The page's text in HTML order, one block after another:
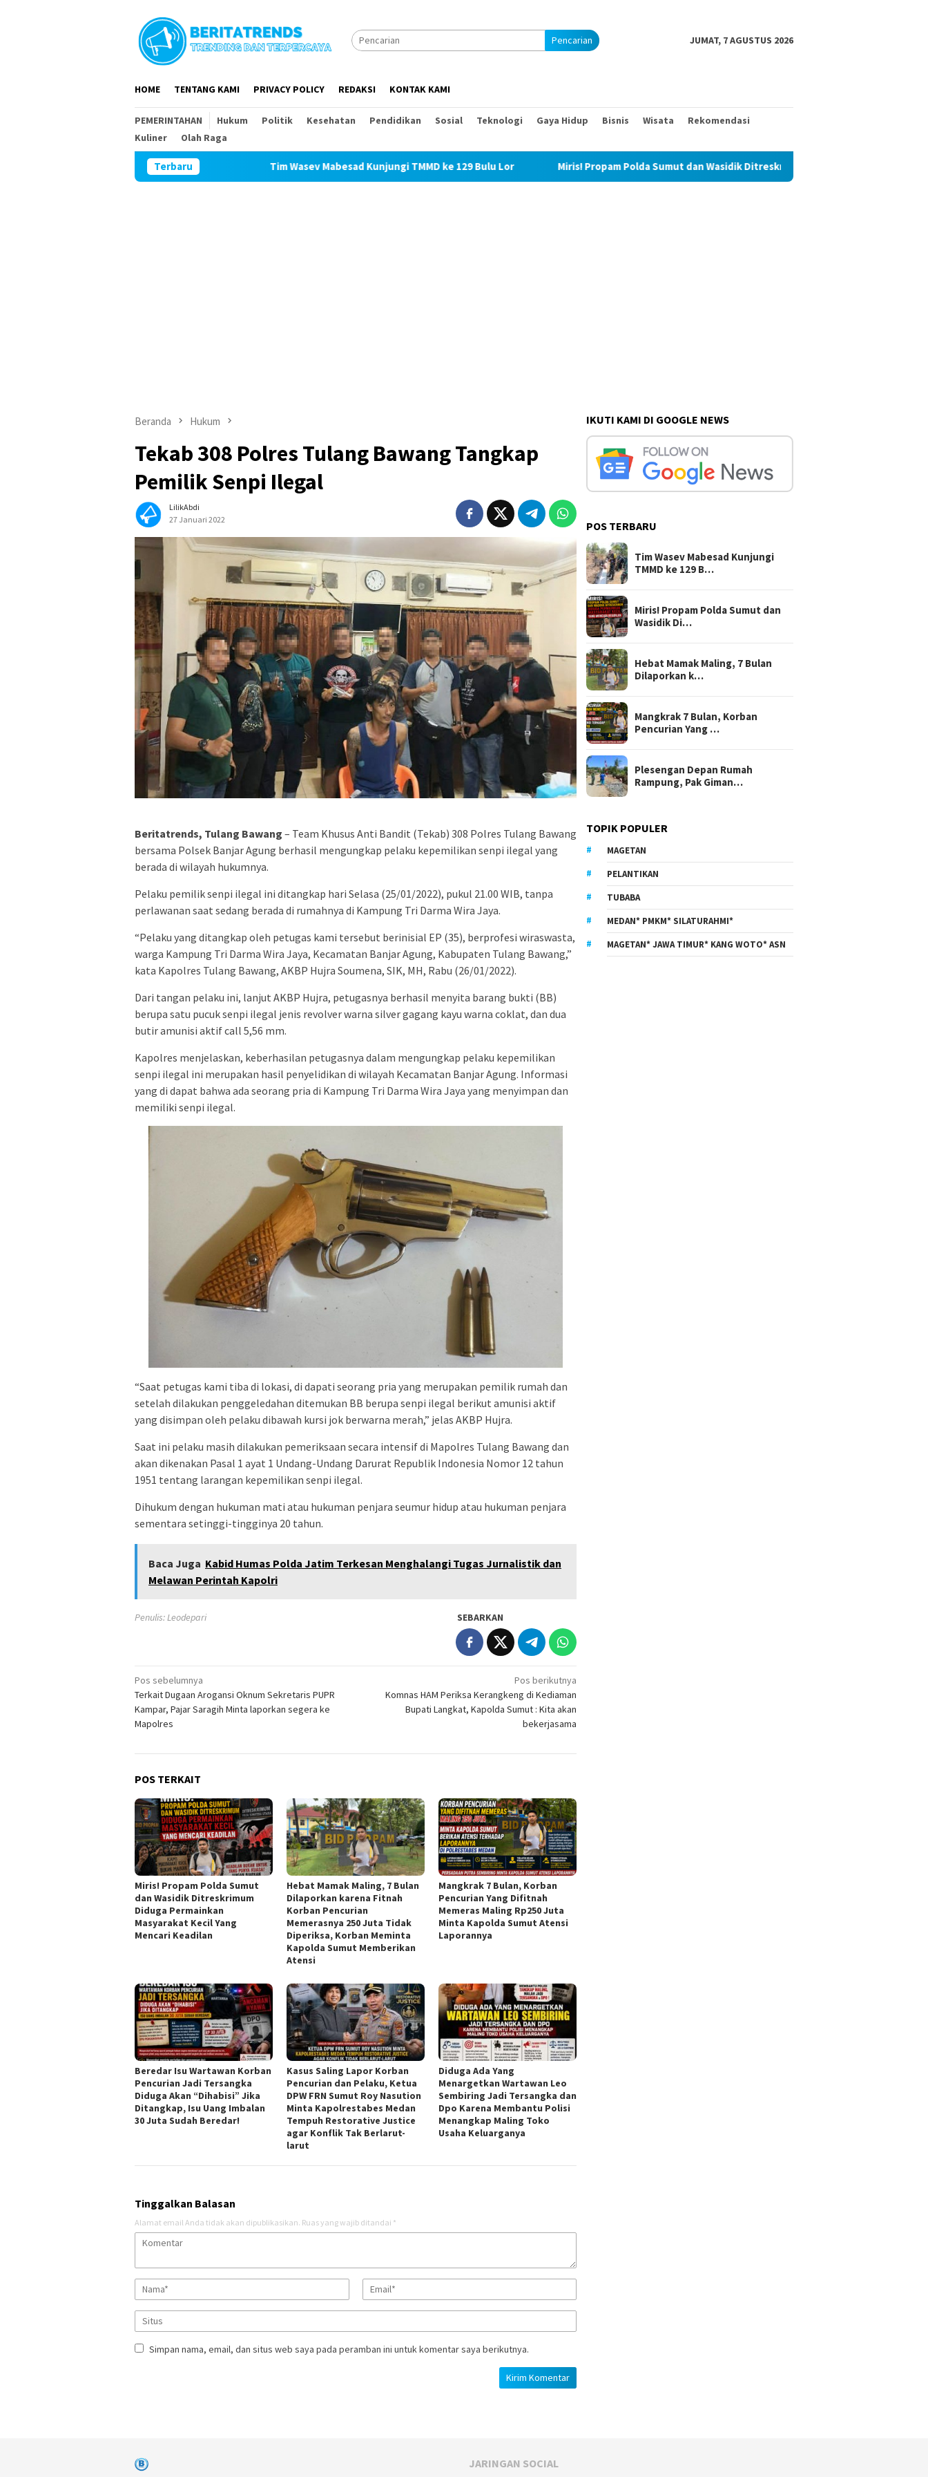
Pencarian JUMAT, 7 AGUSTUS 2026
HOME TENTANG KAMI PRIVACY POLICY REDAKSI KONTAK KAMI
PEMERINTAHAN Hukum Politik Kesehatan Pendidikan Sosial Teknologi Gaya Hidup Bisnis Wisata
Rekomendasi
Kuliner
Olah Raga
TerbaruTim Wasev Mabesad Kunjungi TMMD ke 129 Bulu Lor Miris! Propam Polda Sumut dan Wasidik Ditreskrimum Diduga Permainkan Masyarakat Kecil Yang
Beranda Hukum
Tekab 308 Polres Tulang Bawang Tangkap
Pemilik Senpi Ilegal
LilikAbdi
27 Januari 2022
Beritatrends, Tulang Bawang – Team Khusus Anti Bandit (Tekab) 308 Polres Tulang Bawang
bersama Polsek Banjar Agung berhasil mengungkap pelaku kepemilikan senpi ilegal yang
berada di wilayah hukumnya.
Pelaku pemilik senpi ilegal ini ditangkap hari Selasa (25/01/2022), pukul 21.00 WIB, tanpa
perlawanan saat sedang berada di rumahnya di Kampung Tri Darma Wira Jaya.
“Pelaku yang ditangkap oleh petugas kami tersebut berinisial EP (35), berprofesi wiraswasta,
warga Kampung Tri Darma Wira Jaya, Kecamatan Banjar Agung, Kabupaten Tulang Bawang,”
kata Kapolres Tulang Bawang, AKBP Hujra Soumena, SIK, MH, Rabu (26/01/2022).
Dari tangan pelaku ini, lanjut AKBP Hujra, petugasnya berhasil menyita barang bukti (BB)
berupa satu pucuk senpi ilegal jenis revolver warna silver gagang kayu warna coklat, dan dua
butir amunisi aktif call 5,56 mm.
Kapolres menjelaskan, keberhasilan petugasnya dalam mengungkap pelaku kepemilikan
senpi ilegal ini merupakan hasil penyelidikan di wilayah Kecamatan Banjar Agung. Informasi
yang di dapat bahwa ada seorang pria di Kampung Tri Darma Wira Jaya yang menyimpan dan
memiliki senpi ilegal.
“Saat petugas kami tiba di lokasi, di dapati seorang pria yang merupakan pemilik rumah dan
setelah dilakukan penggeledahan ditemukan BB berupa senpi ilegal berikut amunisi aktif
yang disimpan oleh pelaku dibawah kursi jok berwarna merah,” jelas AKBP Hujra.
Saat ini pelaku masih dilakukan pemeriksaan secara intensif di Mapolres Tulang Bawang dan
akan dikenakan Pasal 1 ayat 1 Undang-Undang Darurat Republik Indonesia Nomor 12 tahun
1951 tentang larangan kepemilikan senpi ilegal.
Dihukum dengan hukuman mati atau hukuman penjara seumur hidup atau hukuman penjara
sementara setinggi-tingginya 20 tahun.
Baca Juga Kabid Humas Polda Jatim Terkesan Menghalangi Tugas Jurnalistik dan
Melawan Perintah Kapolri
Penulis: Leodepari SEBARKAN
Navigasi
pos
Pos sebelumnya
Terkait Dugaan Arogansi Oknum Sekretaris PUPR
Kampar, Pajar Saragih Minta laporkan segera ke
Mapolres
Pos berikutnya
Komnas HAM Periksa Kerangkeng di Kediaman
Bupati Langkat, Kapolda Sumut : Kita akan
bekerjasama
POS TERKAIT
Miris! Propam Polda Sumut
dan Wasidik Ditreskrimum
Diduga Permainkan
Masyarakat Kecil Yang
Mencari Keadilan
Hebat Mamak Maling, 7 Bulan
Dilaporkan karena Fitnah
Korban Pencurian
Memerasnya 250 Juta Tidak
Diperiksa, Korban Meminta
Kapolda Sumut Memberikan
Atensi
Mangkrak 7 Bulan, Korban
Pencurian Yang Difitnah
Memeras Maling Rp250 Juta
Minta Kapolda Sumut Atensi
Laporannya
Beredar Isu Wartawan Korban
Pencurian Jadi Tersangka
Diduga Akan “Dihabisi” Jika
Ditangkap, Isu Uang Imbalan
30 Juta Sudah Beredar!
Kasus Saling Lapor Korban
Pencurian dan Pelaku, Ketua
DPW FRN Sumut Roy Nasution
Minta Kapolrestabes Medan
Tempuh Restorative Justice
agar Konflik Tak Berlarut-
larut
Diduga Ada Yang
Menargetkan Wartawan Leo
Sembiring Jadi Tersangka dan
Dpo Karena Membantu Polisi
Menangkap Maling Toko
Usaha Keluarganya
Tinggalkan Balasan
Alamat email Anda tidak akan dipublikasikan. Ruas yang wajib ditandai *
Simpan nama, email, dan situs web saya pada peramban ini untuk komentar saya berikutnya.
IKUTI KAMI DI GOOGLE NEWS
POS TERBARU
Tim Wasev Mabesad Kunjungi
TMMD ke 129 B…
Miris! Propam Polda Sumut dan
Wasidik Di…
Hebat Mamak Maling, 7 Bulan
Dilaporkan k…
Mangkrak 7 Bulan, Korban
Pencurian Yang …
Plesengan Depan Rumah
Rampung, Pak Giman…
TOPIK POPULER
MAGETAN
PELANTIKAN
TUBABA
MEDAN* PMKM* SILATURAHMI*
MAGETAN* JAWA TIMUR* KANG WOTO* ASN
JARINGAN SOCIAL